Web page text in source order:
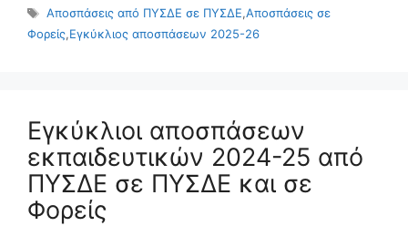
Ετικέτες
Αποσπάσεις από ΠΥΣΔΕ σε ΠΥΣΔΕ,Αποσπάσεις σε
Φορείς,Εγκύκλιος αποσπάσεων 2025-26
Εγκύκλιοι αποσπάσεων
εκπαιδευτικών 2024-25 από
ΠΥΣΔΕ σε ΠΥΣΔΕ και σε
Φορείς